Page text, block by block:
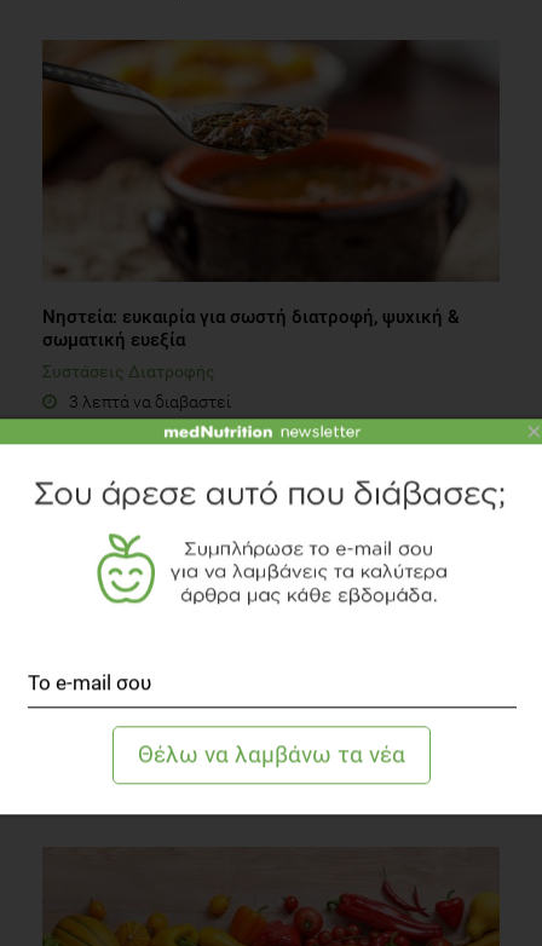
Νηστεία: ευκαιρία για σωστή διατροφή, ψυχική &
σωματική ευεξία
Συστάσεις Διατροφής
3 λεπτά να διαβαστεί
Καφές και καρκίνος του προστάτη
Άλλες Παθήσεις
×